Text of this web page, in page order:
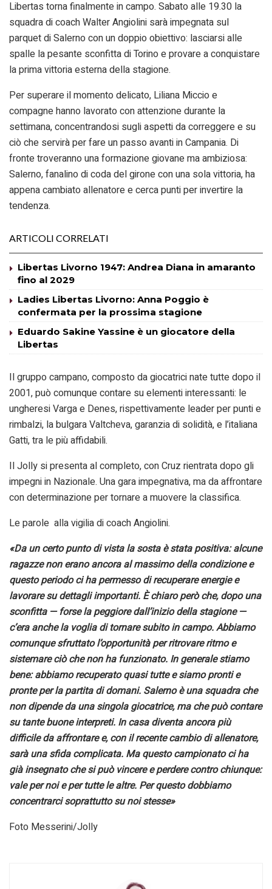
Libertas torna finalmente in campo. Sabato alle 19.30 la
squadra di coach Walter Angiolini sarà impegnata sul
parquet di Salerno con un doppio obiettivo: lasciarsi alle
spalle la pesante sconfitta di Torino e provare a conquistare
la prima vittoria esterna della stagione.
Per superare il momento delicato, Liliana Miccio e
compagne hanno lavorato con attenzione durante la
settimana, concentrandosi sugli aspetti da correggere e su
ciò che servirà per fare un passo avanti in Campania. Di
fronte troveranno una formazione giovane ma ambiziosa:
Salerno, fanalino di coda del girone con una sola vittoria, ha
appena cambiato allenatore e cerca punti per invertire la
tendenza.
ARTICOLI CORRELATI
Libertas Livorno 1947: Andrea Diana in amaranto
fino al 2029
Ladies Libertas Livorno: Anna Poggio è
confermata per la prossima stagione
Eduardo Sakine Yassine è un giocatore della
Libertas
Il gruppo campano, composto da giocatrici nate tutte dopo il
2001, può comunque contare su elementi interessanti: le
ungheresi Varga e Denes, rispettivamente leader per punti e
rimbalzi, la bulgara Valtcheva, garanzia di solidità, e l’italiana
Gatti, tra le più affidabili.
Il Jolly si presenta al completo, con Cruz rientrata dopo gli
impegni in Nazionale. Una gara impegnativa, ma da affrontare
con determinazione per tornare a muovere la classifica.
Le parole alla vigilia di coach Angiolini.
«Da un certo punto di vista la sosta è stata positiva: alcune
ragazze non erano ancora al massimo della condizione e
questo periodo ci ha permesso di recuperare energie e
lavorare su dettagli importanti. È chiaro però che, dopo una
sconfitta — forse la peggiore dall’inizio della stagione —
c’era anche la voglia di tornare subito in campo. Abbiamo
comunque sfruttato l’opportunità per ritrovare ritmo e
sistemare ciò che non ha funzionato. In generale stiamo
bene: abbiamo recuperato quasi tutte e siamo pronti e
pronte per la partita di domani. Salerno è una squadra che
non dipende da una singola giocatrice, ma che può contare
su tante buone interpreti. In casa diventa ancora più
difficile da affrontare e, con il recente cambio di allenatore,
sarà una sfida complicata. Ma questo campionato ci ha
già insegnato che si può vincere e perdere contro chiunque:
vale per noi e per tutte le altre. Per questo dobbiamo
concentrarci soprattutto su noi stesse»
Foto Messerini/Jolly